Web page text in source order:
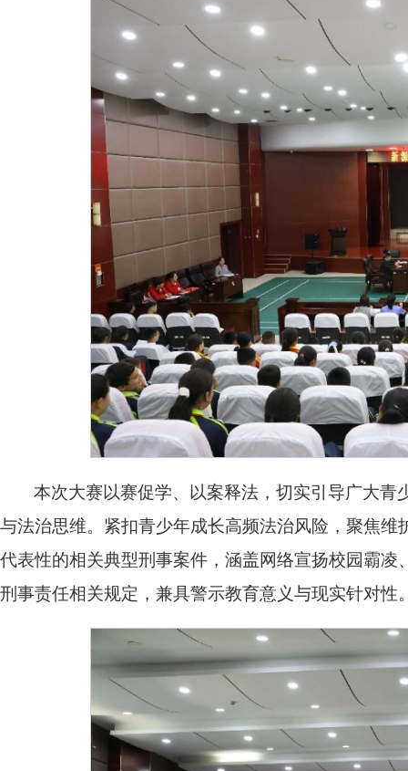
本次大赛以赛促学、以案释法，切实引导广大
与法治思维。紧扣青少年成长高频法治风险，聚焦
代表性的相关典型刑事案件，涵盖网络宣扬校园霸
刑事责任相关规定，兼具警示教育意义与现实针对性